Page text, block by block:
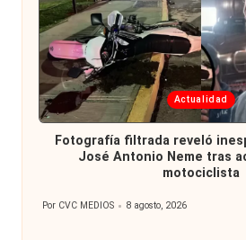
Publicada
en
Actualidad
Fotografía filtrada reveló
José Antonio Neme tras
motociclista
Por CVC MEDIOS 8 agosto, 2026